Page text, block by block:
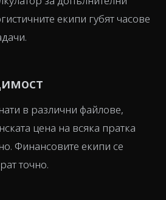
екипи губят часове
в различни файлове,
цена на всяка пратка
Финансовите екипи се
точно.